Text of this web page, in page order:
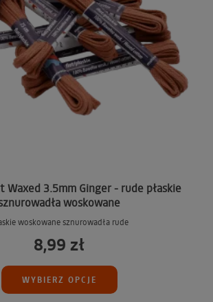
Waxed 3.5mm Ginger - rude płaskie
woskowane
woskowane sznurowadła rude
8,99 zł
WYBIERZ OPCJE